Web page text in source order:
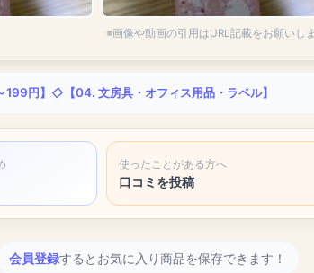
※画像や動画の引用はURL記載をお願いし
円】 【04. 文房具・オフィス用品・ラベル】
使ったことがある方へ
口コミを投稿
会員登録するとお気に入り商品を保存できます！